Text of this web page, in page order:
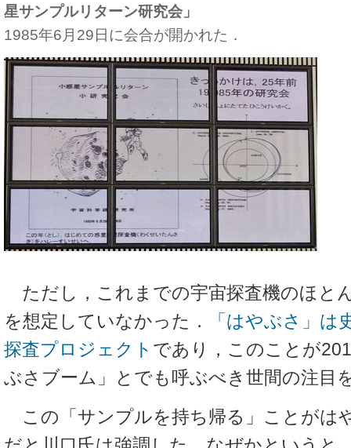
星サンプルリターン研究会」
1985年6月29日に会合が開かれた．
ただし，これまでの宇宙探査機のほと
を想定していなかった．
「はやぶさ」は
探査プロジェクト であり，このことが
ぶさブーム」とでも呼ぶべき世間の注目
この「サンプルを持ち帰る」ことがは